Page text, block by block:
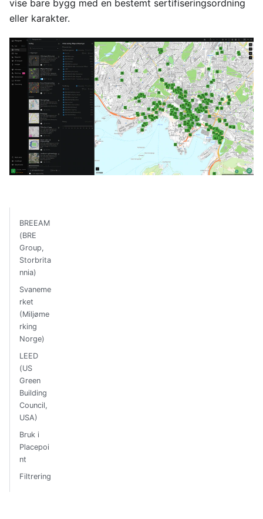
vise bare bygg med en bestemt sertifiseringsordning
eller karakter.
BREEAM
(BRE
Group,
Storbrita
nnia)
Svaneme
rket
(Miljøme
rking
Norge)
LEED
(US
Green
Building
Council,
USA)
Bruk i
Placepoi
nt
Filtrering